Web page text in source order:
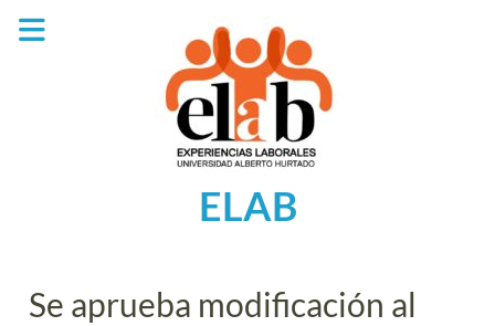
ELAB
Se aprueba modificación al